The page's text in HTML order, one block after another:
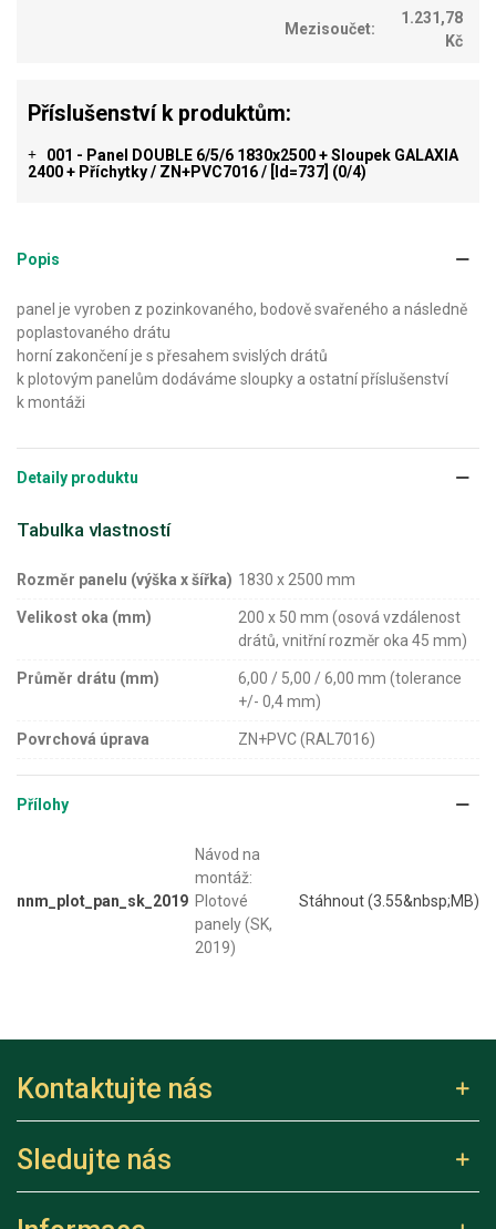
Mezisoučet:
1.231,78
Kč
Příslušenství k produktům:
+
001 - Panel DOUBLE 6/5/6 1830x2500 + Sloupek GALAXIA
2400 + Příchytky / ZN+PVC7016 / [id=737] (0/4)
Popis
panel je vyroben z pozinkovaného, bodově svařeného a následně
poplastovaného drátu
horní zakončení je s přesahem svislých drátů
k plotovým panelům dodáváme sloupky a ostatní příslušenství
k montáži
Detaily produktu
Tabulka vlastností
Rozměr panelu (výška x šířka) 1830 x 2500 mm
Velikost oka (mm)
200 x 50 mm (osová vzdálenost
drátů, vnitřní rozměr oka 45 mm)
Průměr drátu (mm)
6,00 / 5,00 / 6,00 mm (tolerance
+/- 0,4 mm)
Povrchová úprava ZN+PVC (RAL7016)
Přílohy
nnm_plot_pan_sk_2019
Návod na
montáž:
Plotové
panely (SK,
2019)
Stáhnout (3.55&nbsp;MB)
Kontaktujte nás
Sledujte nás